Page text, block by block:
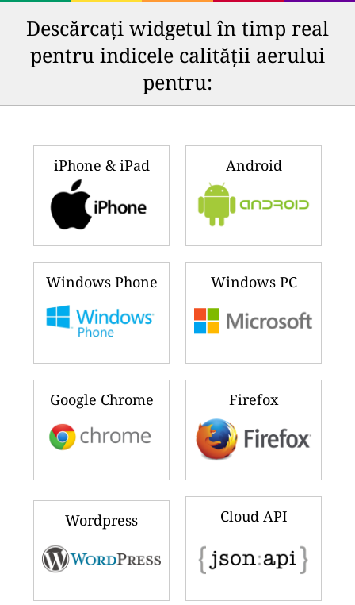
Descărcați widgetul în timp real
pentru indicele calității aerului
pentru:
iPhone & iPad Android
Windows Phone Windows PC
Google Chrome Firefox
Wordpress Cloud API